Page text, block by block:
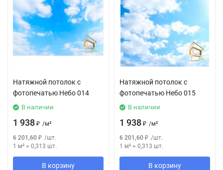
Натяжной потолок с
фотопечатью Небо 014
В наличии
1 938 ₽ /м²
6 201,60 ₽ /шт.
1 м² = 0,313 шт.
В корзину
Натяжной потолок с
фотопечатью Небо 015
В наличии
1 938 ₽ /м²
6 201,60 ₽ /шт.
1 м² = 0,313 шт.
В корзину